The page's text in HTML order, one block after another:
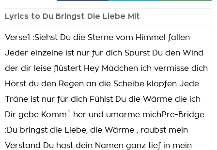
Lyrics to Du Bringst Die Liebe Mit
Verse1 :Siehst Du die Sterne vom Himmel fallen
Jeder einzelne ist nur für dich Spürst Du den Wind
der dir leise flüstert Hey Mädchen ich vermisse dich
Hörst du den Regen an die Scheibe klopfen Jede
Träne ist nur für dich Fühlst Du die Wärme die ich
Dir gebe Komm´ her und umarme michPre-Bridge
:Du bringst die Liebe, die Wärme , raubst mein
Verstand Du hast dein Namen ganz tief in mein